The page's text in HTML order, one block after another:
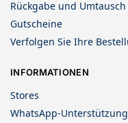
Rückgabe und Umtausch
Gutscheine
Verfolgen Sie Ihre
INFORMATIONEN
Stores
WhatsApp-Unterstützung